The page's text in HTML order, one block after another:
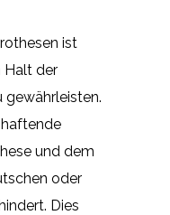
ist
Halt der
gewährleisten.
und dem
oder
Dies